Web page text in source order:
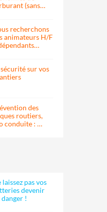
(sans…
recherchons
animateurs H/F
sécurité sur vos
des
routiers,
conduite : …
laissez pas vos
devenir
danger !